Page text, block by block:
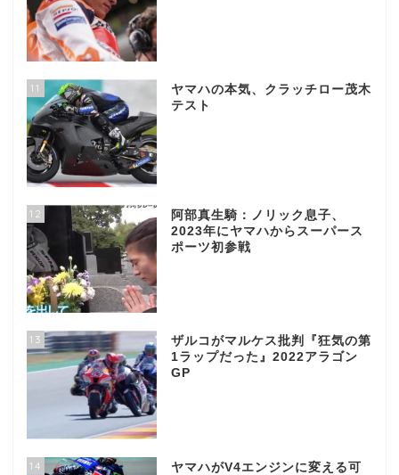
11
ヤマハの本気、クラッチロー茂木
テスト
12
阿部真生騎：ノリック息子、
2023年にヤマハからスーパース
ポーツ初参戦
13
ザルコがマルケス批判『狂気の第
1ラップだった』2022アラゴン
GP
14
ヤマハがV4エンジンに変える可